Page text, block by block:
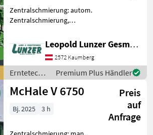
Zentralschmierung: autom.
Zentralschmierung,
Ballenkammer, Druckluft,
Netzbindung,
Rollenniederhalter,
Schneidwerk F 5-540c -
Details: Robuste Festka
Leopold Lunzer GesmbH
2572 Kaumberg
Erntetechnik
Grünland /
McHale
Premium Plus Händler
McHale V 6750
Preis
auf
Anfrage
Bj. 2025 3 h